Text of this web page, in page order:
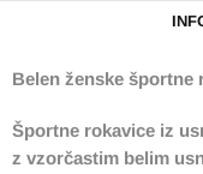
Belen ženske športne
Športne rokavice iz
z vzorčastim belim